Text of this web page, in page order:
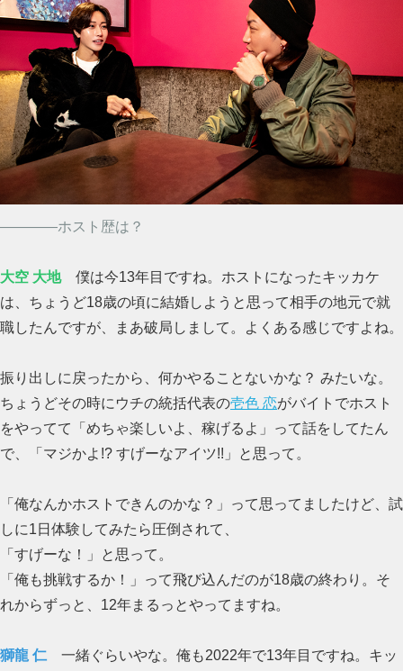
――――ホスト歴は？
大空 大地僕は今13年目ですね。ホストになったキッカケ
は、ちょうど18歳の頃に結婚しようと思って相手の地元で就
職したんですが、まあ破局しまして。よくある感じですよね。
振り出しに戻ったから、何かやることないかな？ みたいな。
ちょうどその時にウチの統括代表の壱色 恋がバイトでホスト
をやってて「めちゃ楽しいよ、稼げるよ」って話をしてたん
で、「マジかよ!? すげーなアイツ!!」と思って。
「俺なんかホストできんのかな？」って思ってましたけど、試
しに1日体験してみたら圧倒されて、
「すげーな！」と思って。
「俺も挑戦するか！」って飛び込んだのが18歳の終わり。そ
れからずっと、12年まるっとやってますね。
獅龍 仁 一緒ぐらいやな。俺も2022年で13年目ですね。キッ